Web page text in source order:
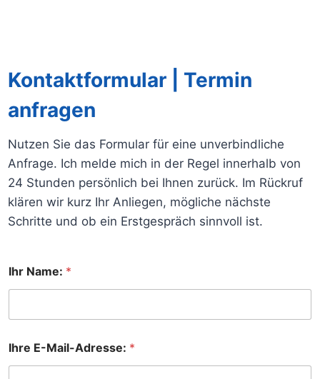
Kontaktformular
| Termin
anfragen
Nutzen Sie das Formular für eine unverbindliche
Anfrage. Ich melde mich in der Regel innerhalb von
24 Stunden persönlich bei Ihnen zurück. Im Rückruf
klären wir kurz Ihr Anliegen, mögliche nächste
Schritte und ob ein Erstgespräch sinnvoll ist.
Ihr Name: *
e
l
Ihre E-Mail-Adresse: *